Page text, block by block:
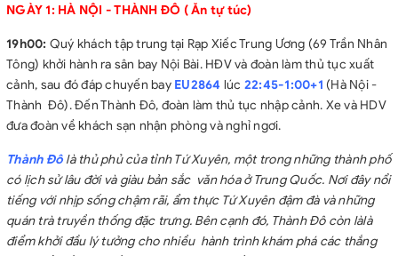
người, kê extra bed);
hoàn lại)
Hướng dẫn viên tiếng việt suốt tuyến.
Vé tàu cao tốc 1 chiều tour nội địa bên Trung Quốc. Vào mùa
cao điểm nếu không thể mua được vé tầu , đoàn được sắp xếp
di chuyển bằng phương tiện khác
Quà tặng: Mũ du lịch, Nước uống 01 chai/ngày/người
Vé tham quan vào cửa các điểm thăm quan theo chương
trình (vé vào cửa 1 lần);
✓ Bảo hiểm du lịch quốc tế trong suốt
thời gian ở tại nước ngoài 24h/24h, mức bồi thường tối đa
200.000.000 vnđ người/vụ (Quý khách trên 70 tuổi không tham
NGÀY 1: HÀ NỘI - THÀNH ĐÔ ( Ăn tự túc)
19h00: Quý khách tập trung tại Rạp Xiếc Trung Ương (69 Trần Nhân
Tông) khởi hành ra sân bay Nội Bài. HĐV và đoàn làm thủ tục xuất
cảnh, sau đó đáp chuyến bay EU2864 lúc 22:45-1:00+1 (Hà Nội -
Thành Đô). Đến Thành Đô, đoàn làm thủ tục nhập cảnh. Xe và HDV
đưa đoàn về khách sạn nhận phòng và nghỉ ngơi.
Thành Đô là thủ phủ của tỉnh Tứ Xuyên, một trong những thành phố
có lịch sử lâu đời và giàu bản sắc văn hóa ở Trung Quốc. Nơi đây nổi
tiếng với nhịp sống chậm rãi, ẩm thực Tứ Xuyên đậm đà và những
quán trà truyền thống đặc trưng. Bên cạnh đó, Thành Đô còn làlà
điểm khởi đầu lý tưởng cho nhiều hành trình khám phá các thắng